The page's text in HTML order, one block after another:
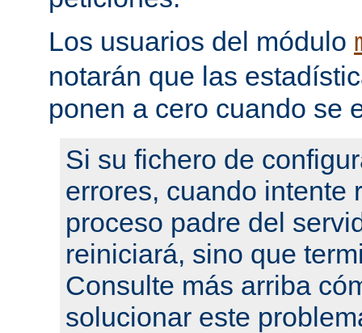
Los usuarios del módulo
notarán que las
ponen a cero cuando se
Si su fichero de
errores, cuando intente
proceso padre del
reiniciará, sino que
Consulte más arriba
solucionar este